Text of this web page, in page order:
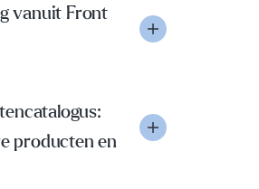
vanuit Front
producten en